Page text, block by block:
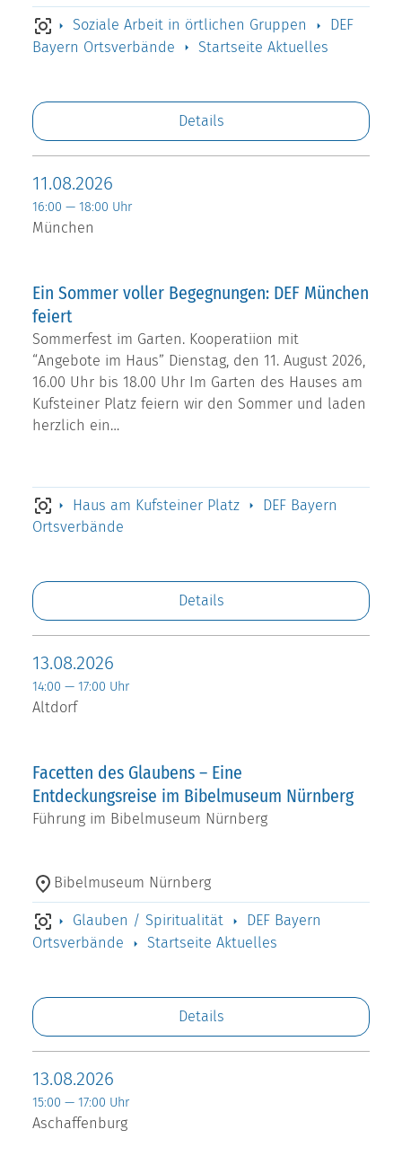
Soziale Arbeit in örtlichen Gruppen
DEF
Bayern Ortsverbände
Startseite Aktuelles
Details
11.08.2026
16:00 — 18:00 Uhr
München
Ein Sommer voller Begegnungen: DEF München
feiert
Sommerfest im Garten. Kooperatiion mit
“Angebote im Haus” Dienstag, den 11. August 2026,
16.00 Uhr bis 18.00 Uhr Im Garten des Hauses am
Kufsteiner Platz feiern wir den Sommer und laden
herzlich ein…
Haus am Kufsteiner Platz
DEF Bayern
Ortsverbände
Details
13.08.2026
14:00 — 17:00 Uhr
Altdorf
Facetten des Glaubens – Eine
Entdeckungsreise im Bibelmuseum Nürnberg
Führung im Bibelmuseum Nürnberg
Bibelmuseum Nürnberg
Glauben / Spiritualität
DEF Bayern
Ortsverbände
Startseite Aktuelles
Details
13.08.2026
15:00 — 17:00 Uhr
Aschaffenburg